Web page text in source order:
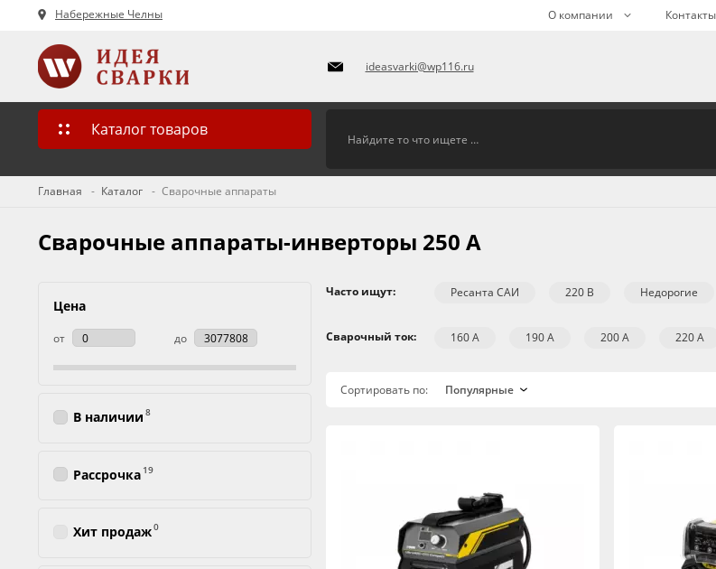
Набережные Челны О компании Контакты
ideasvarki@wp116.ru
Каталог товаров
Главная Каталог Сварочные аппараты
Сварочные аппараты-инверторы 250 А
Часто ищут: Ресанта САИ 220 В Недорогие
Сварочный ток: 160 А 190 А 200 А 220 А
Сортировать по:
Цена
от до
В наличии 8
Рассрочка 19
Хит продаж0